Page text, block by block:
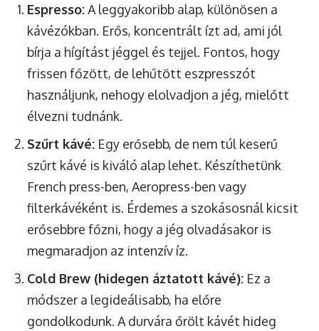
Espresso:A leggyakoribb alap, különösen a
kávézókban. Erős, koncentrált ízt ad, ami jól
bírja a hígítást jéggel és tejjel. Fontos, hogy
frissen főzött, de lehűtött eszpresszót
használjunk, nehogy elolvadjon a jég, mielőtt
élvezni tudnánk.
Szűrt kávé: Egy erősebb, de nem túl keserű
szűrt kávé is kiváló alap lehet. Készíthetünk
French press-ben, Aeropress-ben vagy
filterkávéként is. Érdemes a szokásosnál kicsit
erősebbre főzni, hogy a jég olvadásakor is
megmaradjon az intenzív íz.
Cold Brew (hidegen áztatott kávé): Ez a
módszer a legideálisabb, ha előre
gondolkodunk. A durvára őrölt kávét hideg